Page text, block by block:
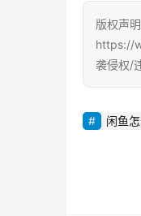
版权声
https://
袭侵权/
闲鱼